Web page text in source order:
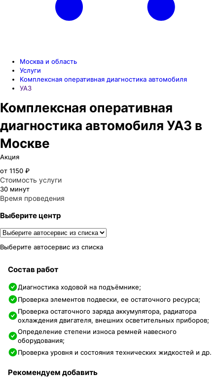
Москва и область
Услуги
Комплексная оперативная диагностика автомобиля
УАЗ
Комплексная оперативная
диагностика автомобиля УАЗ в
Москве
Акция
от 1150 ₽
Стоимость услуги
30 минут
Время проведения
Выберите центр
Выберите автосервис из списка
Состав работ
Диагностика ходовой на подъёмнике;
Проверка элементов подвески, ее остаточного ресурса;
Проверка остаточного заряда аккумулятора, радиатора
охлаждения двигателя, внешних осветительных приборов;
Определение степени износа ремней навесного
оборудования;
Проверка уровня и состояния технических жидкостей и др.
Рекомендуем добавить